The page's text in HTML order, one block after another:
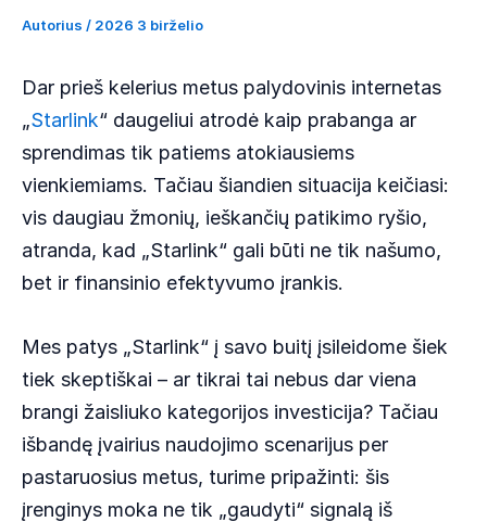
Autorius / 2026 3 birželio
Dar prieš kelerius metus palydovinis internetas
„Starlink“ daugeliui atrodė kaip prabanga ar
sprendimas tik patiems atokiausiems
vienkiemiams. Tačiau šiandien situacija keičiasi:
vis daugiau žmonių, ieškančių patikimo ryšio,
atranda, kad „Starlink“ gali būti ne tik našumo,
bet ir finansinio efektyvumo įrankis.
Mes patys „Starlink“ į savo buitį įsileidome šiek
tiek skeptiškai – ar tikrai tai nebus dar viena
brangi žaisliuko kategorijos investicija? Tačiau
išbandę įvairius naudojimo scenarijus per
pastaruosius metus, turime pripažinti: šis
įrenginys moka ne tik „gaudyti“ signalą iš